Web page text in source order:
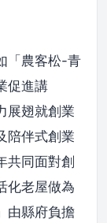
「農客松-青
促進講
展翅就創業
陪伴式創業
共同面對創
化老屋做為
由縣府負擔